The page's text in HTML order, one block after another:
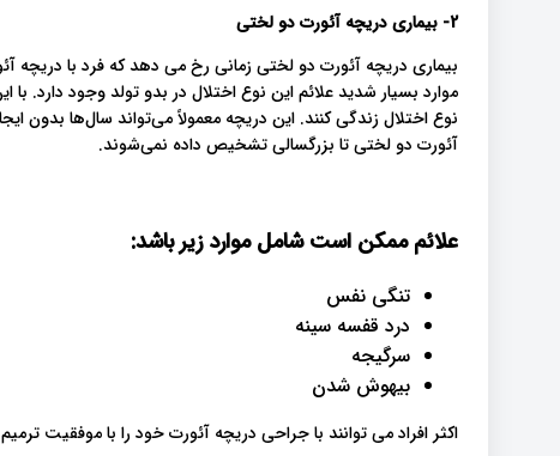
2- بیماری دریچه آئورت دو لختی
بیماری دریچه آئورت دو لختی زمانی رخ می دهد که فرد با دریچه
موارد بسیار شدید علائم این نوع اختلال در بدو تولد وجود دارد.
نوع اختلال زندگی کنند. این دریچه معمولاً می‌تواند سال‌ها بدون
آئورت دو لختی تا بزرگسالی تشخیص داده نمی‌شوند.
علائم ممکن است شامل موارد زیر باشد:
تنگی نفس
درد قفسه سینه
سرگیجه
بیهوش شدن
اکثر افراد می توانند با جراحی دریچه آئورت خود را با موفقیت ترمیم